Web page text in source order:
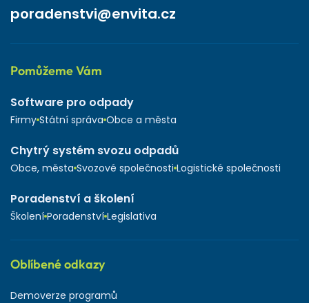
poradenstvi@envita.cz
Pomůžeme Vám
Software pro odpady
Firmy Státní správa Obce a města
Chytrý systém svozu odpadů
Obce, města Svozové společnosti Logistické společnosti
Poradenství a školení
Školení Poradenství Legislativa
Oblíbené odkazy
Demoverze programů